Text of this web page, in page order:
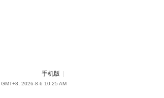
手机版
GMT+8, 2026-8-6 10:25 AM